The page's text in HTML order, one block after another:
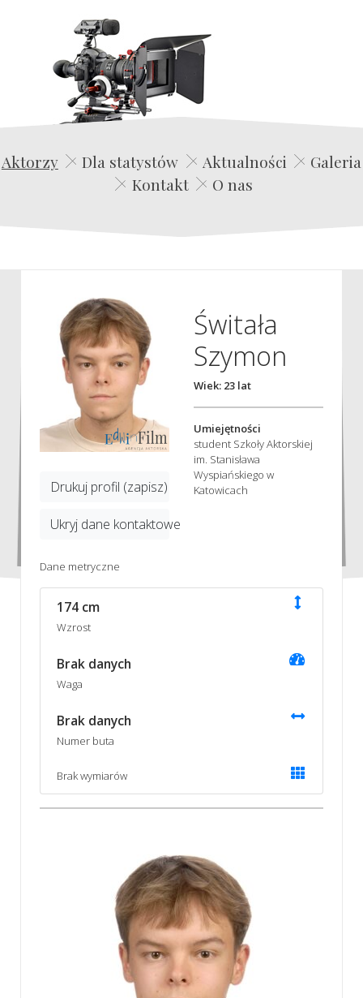
Edwin Film Agencja Aktorska
Aktorzy Dla statystów Aktualności
Galeria
Kontakt
O nas
Drukuj profil (zapisz)
Ukryj dane kontaktowe
Świtała
Szymon
Wiek: 23 lat
Umiejętności
student Szkoły Aktorskiej
im. Stanisława
Wyspiańskiego w
Katowicach
Dane metryczne
174 cm
Wzrost
Brak danych
Waga
Brak danych
Numer buta
Brak wymiarów